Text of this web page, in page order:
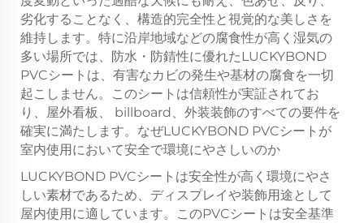
劣化することなく、構造的完全性と視覚的な美しさを
維持します。特に沿岸地域などの腐食性が高く湿気の
多い場所では、防水・防錆性に優れたLUCKYBOND
PVCシートは、有害なカビの発生や基材の腐食を一切
起こしません。このシートは信頼性が実証されてお
り、屋外看板、 billboard、外装装飾のすべての要件を
確実に満たします。なぜLUCKYBOND PVCシートが
室内使用において安全で環境にやさしいのか
LUCKYBOND PVCシートは安全性が高く環境にやさ
しい素材であるため、ディスプレイや装飾用途として
屋内使用に適しています。このPVCシートは安全基準